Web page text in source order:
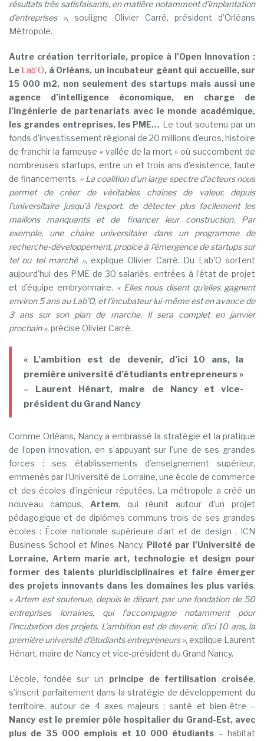
résultats très satisfaisants, en matière notamment d’implantation
d’entreprises », souligne Olivier Carré, président d’Orléans
Métropole.
Autre création territoriale, propice à l’Open Innovation :
Le Lab’O, à Orléans, un incubateur géant qui accueille, sur
15 000 m2, non seulement des startups mais aussi une
agence d’intelligence économique, en charge de
l’ingénierie de partenariats avec le monde académique,
les grandes entreprises, les PME… Le tout soutenu par un
fonds d’investissement régional de 20 millions d’euros, histoire
de franchir la fameuse « vallée de la mort » où succombent de
nombreuses startups, entre un et trois ans d’existence, faute
de financements. « La coalition d’un large spectre d’acteurs nous
permet de créer de véritables chaînes de valeur, depuis
l’universitaire jusqu’à l’export, de détecter plus facilement les
maillons manquants et de financer leur construction. Par
exemple, une chaire universitaire dans un programme de
recherche-développement, propice à l’émergence de startups sur
tel ou tel marché », explique Olivier Carré. Du Lab’O sortent
aujourd’hui des PME de 30 salariés, entrées à l’état de projet
et d’équipe embryonnaire. « Elles nous disent qu’elles gagnent
environ 5 ans au Lab’O, et l’incubateur lui-même est en avance de
3 ans sur son plan de marche. Il sera complet en janvier
prochain », précise Olivier Carré.
« L’ambition est de devenir, d’ici 10 ans, la
première université d’étudiants entrepreneurs »
– Laurent Hénart, maire de Nancy et vice-
président du Grand Nancy
Comme Orléans, Nancy a embrassé la stratégie et la pratique
de l’open innovation, en s’appuyant sur l’une de ses grandes
forces : ses établissements d’enseignement supérieur,
emmenés par l’Université de Lorraine, une école de commerce
et des écoles d’ingénieur réputées. La métropole a créé un
nouveau campus, Artem, qui réunit autour d’un projet
pédagogique et de diplômes communs trois de ses grandes
écoles : École nationale supérieure d’art et de design , ICN
Business School et Mines Nancy. Piloté par l’Université de
Lorraine, Artem marie art, technologie et design pour
former des talents pluridisciplinaires et faire émerger
des projets innovants dans les domaines les plus variés.
« Artem est soutenue, depuis le départ, par une fondation de 50
entreprises lorraines, qui l’accompagne notamment pour
l’incubation des projets. L’ambition est de devenir, d’ici 10 ans, la
première université d’étudiants entrepreneurs », explique Laurent
Hénart, maire de Nancy et vice-président du Grand Nancy.
L’école, fondée sur un principe de fertilisation croisée,
s’inscrit parfaitement dans la stratégie de développement du
territoire, autour de 4 axes majeurs : santé et bien-être –
Nancy est le premier pôle hospitalier du Grand-Est, avec
plus de 35 000 emplois et 10 000 étudiants – habitat